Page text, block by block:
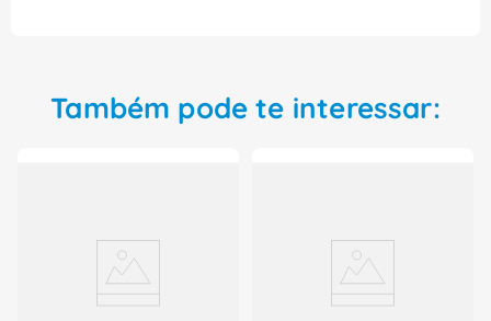
Também pode te interessar: